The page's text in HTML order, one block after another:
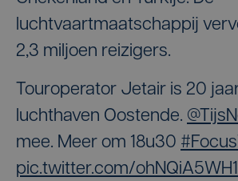
luchtvaartmaatschappij
2,3 miljoen reizigers.
Touroperator Jetair is 20
luchthaven Oostende.
mee. Meer om 18u30
pic.twitter.com/ohNQiA5WH1